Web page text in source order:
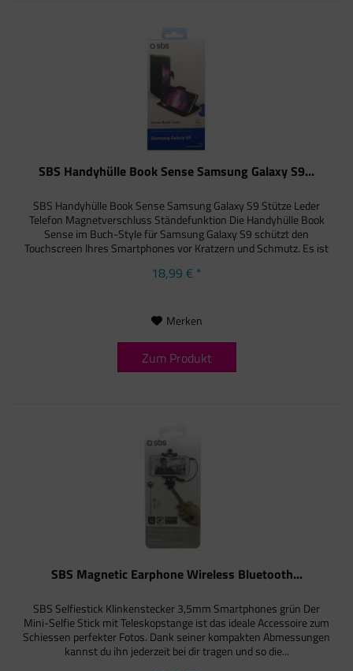
SBS Handyhülle Book Sense Samsung Galaxy S9...
SBS Handyhülle Book Sense Samsung Galaxy S9 Stütze Leder
Telefon Magnetverschluss Ständefunktion Die Handyhülle Book
Sense im Buch-Style für Samsung Galaxy S9 schützt den
Touchscreen Ihres Smartphones vor Kratzern und Schmutz. Es ist
18,99 € *
Merken
Zum Produkt
SBS Magnetic Earphone Wireless Bluetooth...
SBS Selfiestick Klinkenstecker 3,5mm Smartphones grün Der
Mini-Selfie Stick mit Teleskopstange ist das ideale Accessoire zum
Schiessen perfekter Fotos. Dank seiner kompakten Abmessungen
kannst du ihn jederzeit bei dir tragen und so die...